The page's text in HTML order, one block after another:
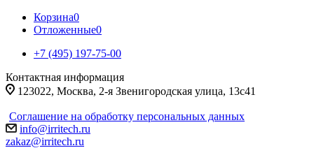
Корзина0
Отложенные0
+7 (495) 197-75-00
Контактная информация
123022, Москва, 2-я Звенигородская улица, 13с41
Соглашение на обработку персональных данных
info@irritech.ru
zakaz@irritech.ru